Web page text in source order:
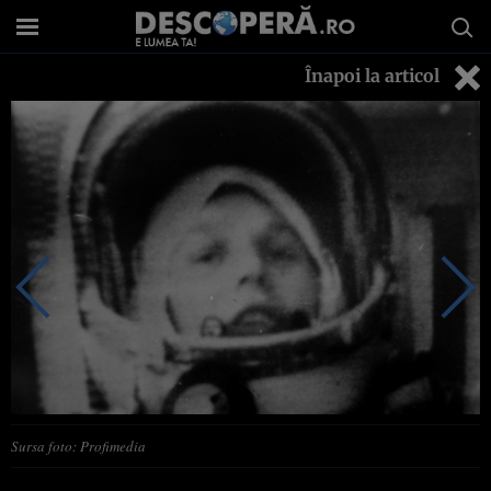
Înapoi la articol
Sursa foto: Profimedia